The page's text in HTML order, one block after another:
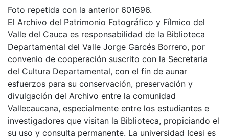
Foto repetida con la anterior 601696.
El Archivo del Patrimonio Fotográfico y Fílmico del
Valle del Cauca es responsabilidad de la Biblioteca
Departamental del Valle Jorge Garcés Borrero, por
convenio de cooperación suscrito con la Secretaria
del Cultura Departamental, con el fin de aunar
esfuerzos para su conservación, preservación y
divulgación del Archivo entre la comunidad
Vallecaucana, especialmente entre los estudiantes e
investigadores que visitan la Biblioteca, propiciando el
su uso y consulta permanente. La universidad Icesi es